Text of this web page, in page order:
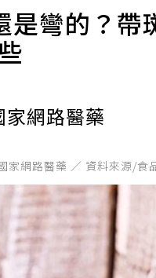
是彎的？
網路醫藥
家網路醫藥 ／ 資料來源/食